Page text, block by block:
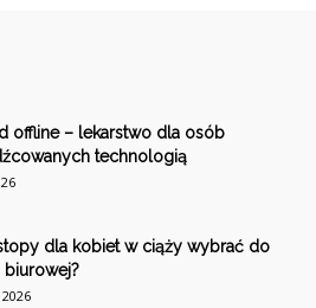
offline – lekarstwo dla osób
technologią
dla kobiet w ciąży wybrać do
biurowej?